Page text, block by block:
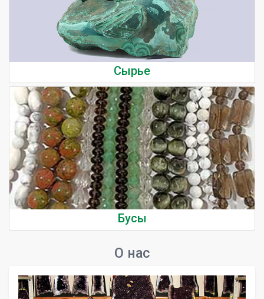
Сырье
Бусы
О нас